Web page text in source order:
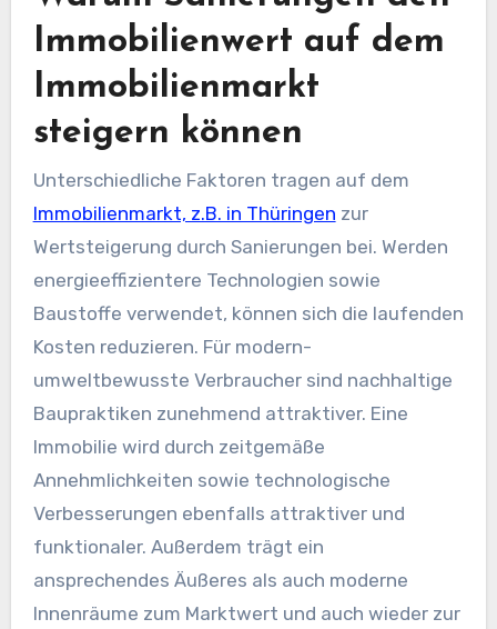
Immobilienwert auf dem
Immobilienmarkt
steigern können
Unterschiedliche Faktoren tragen auf dem
Immobilienmarkt, z.B. in Thüringen zur
Wertsteigerung durch Sanierungen bei. Werden
energieeffizientere Technologien sowie
Baustoffe verwendet, können sich die laufenden
Kosten reduzieren. Für modern-
umweltbewusste Verbraucher sind nachhaltige
Baupraktiken zunehmend attraktiver. Eine
Immobilie wird durch zeitgemäße
Annehmlichkeiten sowie technologische
Verbesserungen ebenfalls attraktiver und
funktionaler. Außerdem trägt ein
ansprechendes Äußeres als auch moderne
Innenräume zum Marktwert und auch wieder zur